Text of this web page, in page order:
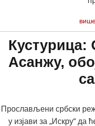
Асанжу,
Прослављени србски
у изјави за „Искру“